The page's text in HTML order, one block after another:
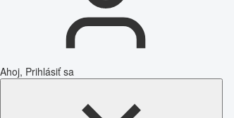
Ahoj, Prihlásiť sa